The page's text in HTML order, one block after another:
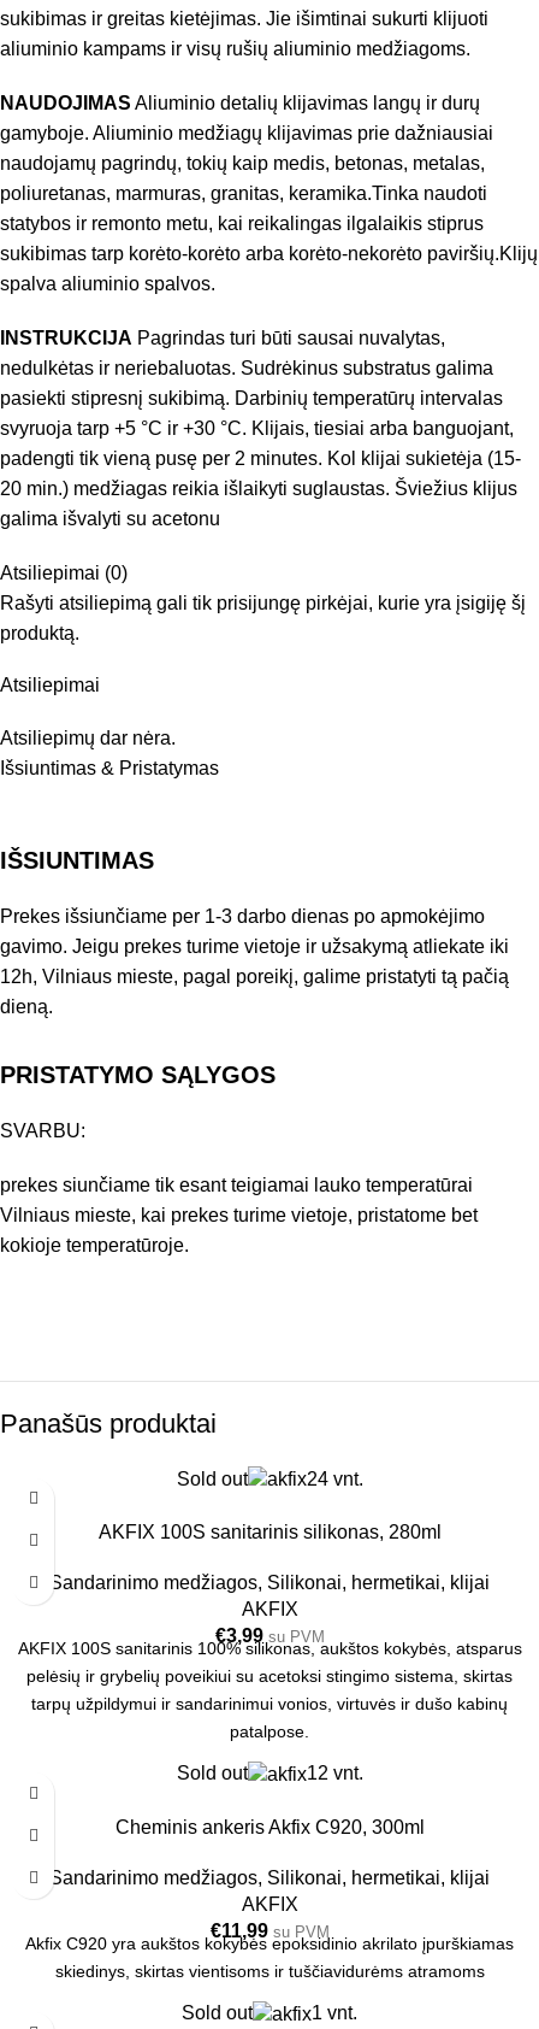
sukibimas ir greitas kietėjimas. Jie išimtinai sukurti klijuoti
aliuminio kampams ir visų rušių aliuminio medžiagoms.
NAUDOJIMAS Aliuminio detalių klijavimas langų ir durų
gamyboje. Aliuminio medžiagų klijavimas prie dažniausiai
naudojamų pagrindų, tokių kaip medis, betonas, metalas,
poliuretanas, marmuras, granitas, keramika.Tinka naudoti
statybos ir remonto metu, kai reikalingas ilgalaikis stiprus
sukibimas tarp korėto-korėto arba korėto-nekorėto paviršių.Klijų
spalva aliuminio spalvos.
INSTRUKCIJA Pagrindas turi būti sausai nuvalytas,
nedulkėtas ir neriebaluotas. Sudrėkinus substratus galima
pasiekti stipresnį sukibimą. Darbinių temperatūrų intervalas
svyruoja tarp +5 °C ir +30 °C. Klijais, tiesiai arba banguojant,
padengti tik vieną pusę per 2 minutes. Kol klijai sukietėja (15-
20 min.) medžiagas reikia išlaikyti suglaustas. Šviežius klijus
galima išvalyti su acetonu
Atsiliepimai (0)
Atsiliepimai
Atsiliepimų dar nėra.
Rašyti atsiliepimą gali tik prisijungę pirkėjai, kurie yra įsigiję šį
produktą.
Išsiuntimas & Pristatymas
IŠSIUNTIMAS
Prekes išsiunčiame per 1-3 darbo dienas po apmokėjimo
gavimo. Jeigu prekes turime vietoje ir užsakymą atliekate iki
12h, Vilniaus mieste, pagal poreikį, galime pristatyti tą pačią
dieną.
PRISTATYMO SĄLYGOS
SVARBU:
prekes siunčiame tik esant teigiamai lauko temperatūrai
Vilniaus mieste, kai prekes turime vietoje, pristatome bet
kokioje temperatūroje.
Panašūs produktai
Sold out 24 vnt.
AKFIX 100S sanitarinis silikonas, 280ml
Sandarinimo medžiagos, Silikonai, hermetikai, klijai
AKFIX
€3,99 su PVM
AKFIX 100S sanitarinis 100% silikonas, aukštos kokybės, atsparus
pelėsių ir grybelių poveikiui su acetoksi stingimo sistema, skirtas
tarpų užpildymui ir sandarinimui vonios, virtuvės ir dušo kabinų
patalpose.
Sold out 12 vnt.
Cheminis ankeris Akfix C920, 300ml
Sandarinimo medžiagos, Silikonai, hermetikai, klijai
AKFIX
€11,99 su PVM
Akfix C920 yra aukštos kokybės epoksidinio akrilato įpurškiamas
skiedinys, skirtas vientisoms ir tuščiavidurėms atramoms
Sold out 1 vnt.